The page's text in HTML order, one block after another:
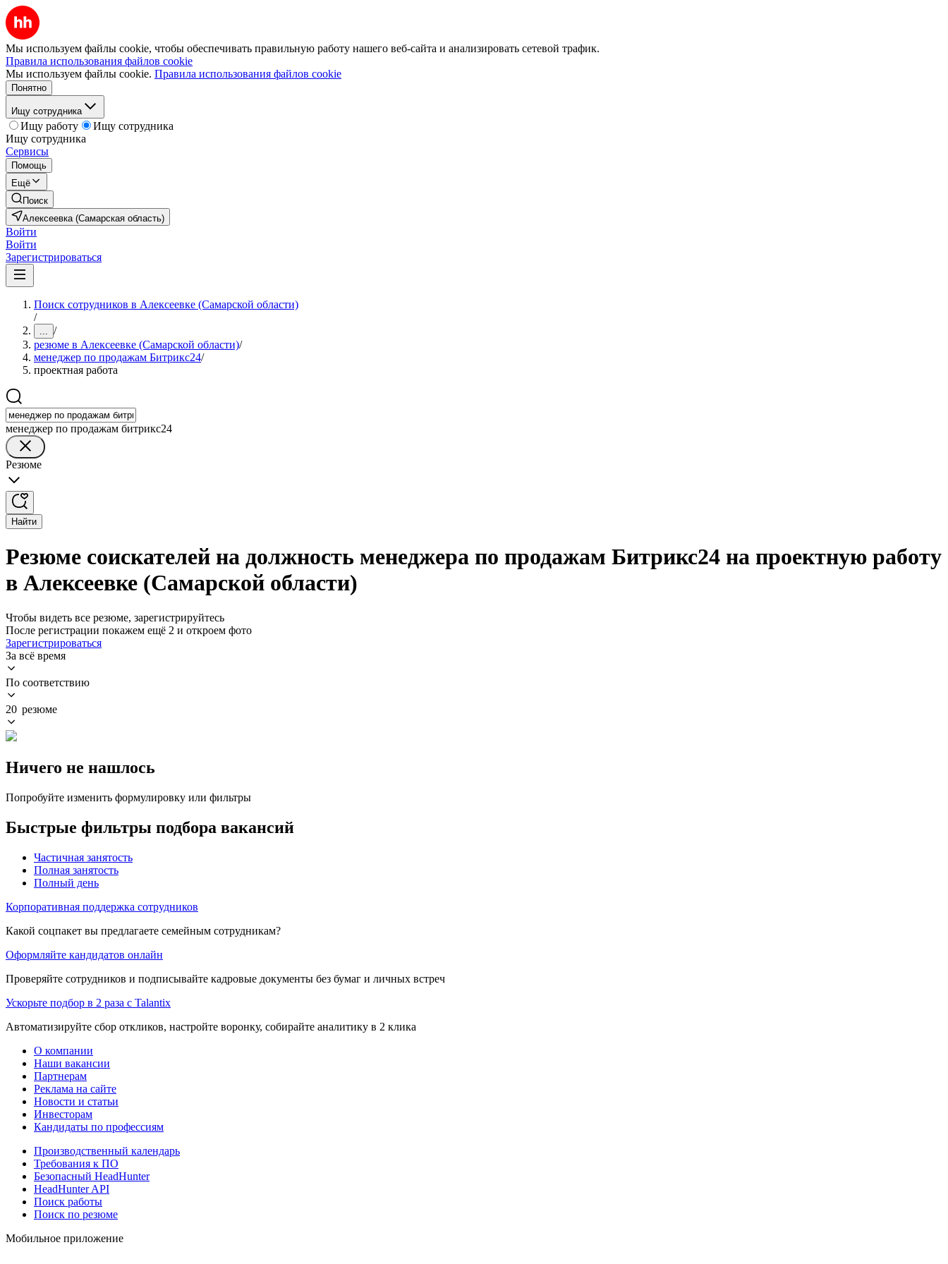
Мы используем файлы cookie, чтобы обеспечивать правильную работу нашего веб-сайта и анализировать сетевой трафик.
Правила использования файлов cookie
Мы используем файлы cookie. Правила использования файлов cookie
Понятно
Ищу сотрудника
Ищу работу
Ищу сотрудника
Ищу сотрудника
Сервисы
Помощь
Ещё
Поиск
Алексеевка (Самарская область)
Войти
Войти
Зарегистрироваться
Поиск сотрудников в Алексеевке (Самарской области)
/
... /
резюме в Алексеевке (Самарской области)/
менеджер по продажам Битрикс24/
проектная работа
менеджер по продажам битрикс24
Резюме
Найти
Резюме соискателей на должность менеджера по продажам Битрикс24 на проектную работу
в Алексеевке (Самарской области)
Чтобы видеть все резюме, зарегистрируйтесь
После регистрации покажем ещё 2 и откроем фото
Зарегистрироваться
За всё время
По соответствию
20 резюме
Ничего не нашлось
Попробуйте изменить формулировку или фильтры
Быстрые фильтры подбора вакансий
Частичная занятость
Полная занятость
Полный день
Корпоративная поддержка сотрудников
Какой соцпакет вы предлагаете семейным сотрудникам?
Оформляйте кандидатов онлайн
Проверяйте сотрудников и подписывайте кадровые документы без бумаг и личных встреч
Ускорьте подбор в 2 раза с Talantix
Автоматизируйте сбор откликов, настройте воронку, собирайте аналитику в 2 клика
О компании
Наши вакансии
Партнерам
Реклама на сайте
Новости и статьи
Инвесторам
Кандидаты по профессиям
Производственный календарь
Требования к ПО
Безопасный HeadHunter
HeadHunter API
Поиск работы
Поиск по резюме
Мобильное приложение